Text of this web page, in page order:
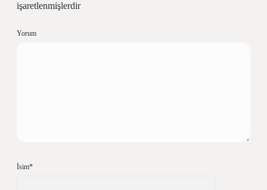
işaretlenmişlerdir
Yorum
İsim*